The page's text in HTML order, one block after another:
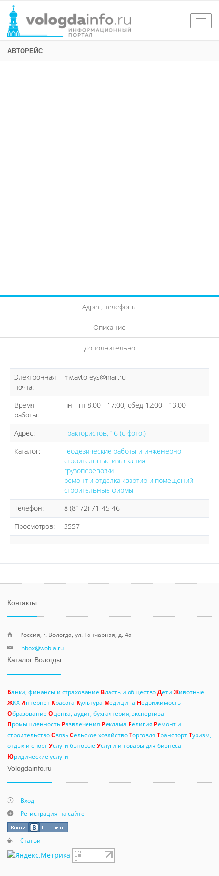
АВТОРЕЙС
Адрес, телефоны
Описание
Дополнительно
Электронная
почта:
mv.avtoreys@mail.ru
Время
работы:
пн - пт 8:00 - 17:00, обед 12:00 - 13:00
Адрес:
Трактористов, 16 (с фото!)
Каталог:
геодезические работы и инженерно-
строительные изыскания
грузоперевозки
ремонт и отделка квартир и помещений
строительные фирмы
Телефон:
8 (8172) 71-45-46
Просмотров:
3557
Контакты
Россия, г. Вологда, ул. Гончарная, д. 4а
inbox@wobla.ru
Каталог Вологды
Банки, финансы и страхование Власть и обществоДети Животные
ЖКХ Интернет Красота Культура Медицина Недвижимость
Образование Оценка, аудит, бухгалтерия, экспертиза
Промышленность Развлечения Реклама Религия Ремонт и
строительствоСвязьСельское хозяйствоТорговля ТранспортТуризм,
отдых и спортУслуги бытовые Услуги и товары для бизнеса
Юридические услуги
Vologdainfo.ru
Вход
Регистрация на сайте
Статьи